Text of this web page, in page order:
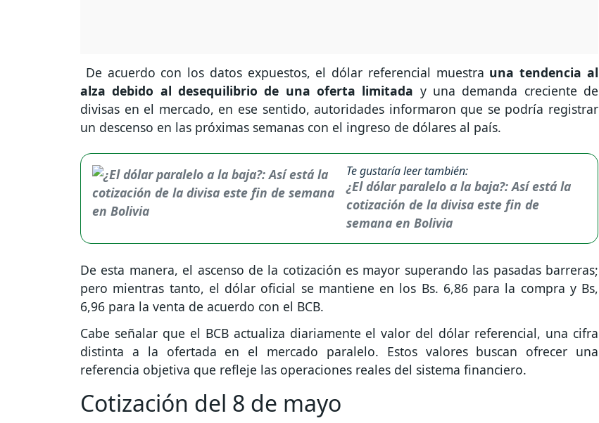
De acuerdo con los datos expuestos, el dólar referencial muestra una tendencia al
alza debido al desequilibrio de una oferta limitada y una demanda creciente de
divisas en el mercado, en ese sentido, autoridades informaron que se podría registrar
un descenso en las próximas semanas con el ingreso de dólares al país.
Te gustaría leer también:
¿El dólar paralelo a la baja?: Así está la
cotización de la divisa este fin de
semana en Bolivia
De esta manera, el ascenso de la cotización es mayor superando las pasadas barreras;
pero mientras tanto, el dólar oficial se mantiene en los Bs. 6,86 para la compra y Bs,
6,96 para la venta de acuerdo con el BCB.
Cabe señalar que el BCB actualiza diariamente el valor del dólar referencial, una cifra
distinta a la ofertada en el mercado paralelo. Estos valores buscan ofrecer una
referencia objetiva que refleje las operaciones reales del sistema financiero.
Cotización del 8 de mayo